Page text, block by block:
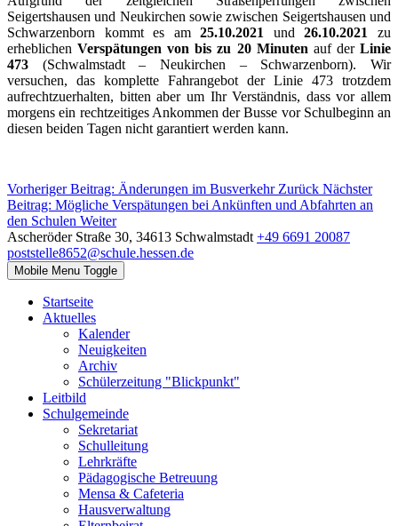
Seigertshausen und Neukirchen sowie zwischen Seigertshausen und
Schwarzenborn kommt es am25.10.2021 und26.10.2021
zu
erheblichenVerspätungen von bis zu 20 Minuten auf derLinie
473 (Schwalmstadt – Neukirchen – Schwarzenborn). Wir
versuchen, das komplette Fahrangebot der Linie 473 trotzdem
aufrechtzuerhalten, bitten aber um Ihr Verständnis, dass vor allem
morgens ein rechtzeitiges Ankommen der Busse vor Schulbeginn an
diesen beiden Tagen nicht garantiert werden kann.
Vorheriger Beitrag: Änderungen im Busverkehr Zurück Nächster
Beitrag: Mögliche Verspätungen bei Ankünften und Abfahrten an
den Schulen Weiter
Ascheröder Straße 30, 34613 Schwalmstadt +49 6691 20087
poststelle8652@schule.hessen.de
Mobile Menu Toggle
Startseite
Aktuelles
Kalender
Neuigkeiten
Archiv
Schülerzeitung "Blickpunkt"
Leitbild
Schulgemeinde
Sekretariat
Schulleitung
Lehrkräfte
Pädagogische Betreuung
Mensa & Cafeteria
Hausverwaltung